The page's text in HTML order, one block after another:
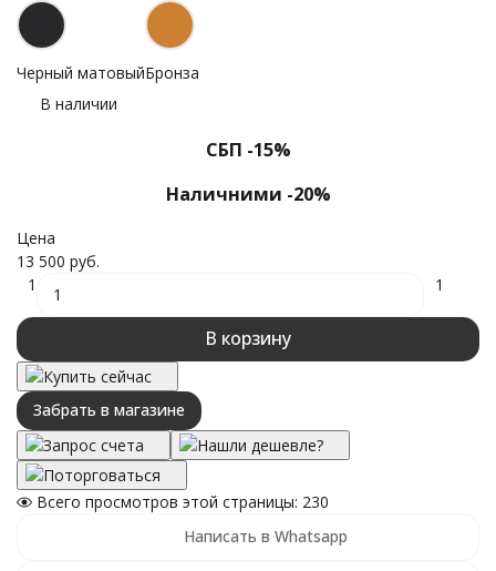
Черный матовыйБронза
В наличии
СБП -15%
Наличними -20%
Цена
13 500 руб.
1
1
В корзину
Купить сейчас
Забрать в магазине
Запрос счета
Нашли дешевле?
Поторговаться
Всего просмотров этой страницы: 230
Написать в Whatsapp